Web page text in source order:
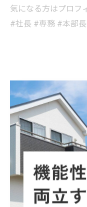
気になる方はプロフ
#社長 #専務 #本部
< 前のページ
カ
全
塗装